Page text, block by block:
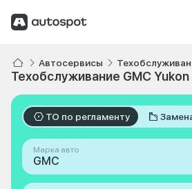
Автосервисы
Техобслуживание GMC Yukon
ТО по регламенту
Марка авто
GMC